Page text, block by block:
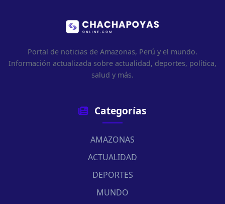
Portal de noticias de Amazonas, Perú y el mundo.
Información actualizada sobre actualidad, deportes, política,
salud y más.
Categorías
AMAZONAS
ACTUALIDAD
DEPORTES
MUNDO